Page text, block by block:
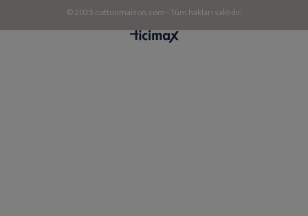
© 2025 cottonmaison.com - Tüm hakları saklıdır.